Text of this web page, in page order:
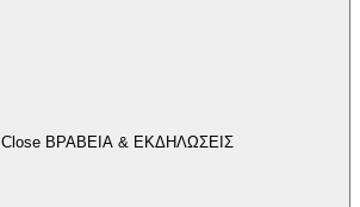
Close ΒΡΑΒΕΙΑ & ΕΚΔΗΛΩΣΕΙΣ